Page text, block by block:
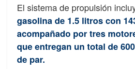
El sistema de propulsión
gasolina de 1.5 litros con
acompañado por tres
que entregan un total de
de par.